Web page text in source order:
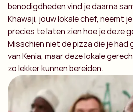
benodigdheden vind je daarna
Khawaji, jouw lokale chef, neemt
precies te laten zien hoe je deze
Misschien niet de pizza die je
van Kenia, maar deze lokale
zo lekker kunnen bereiden.